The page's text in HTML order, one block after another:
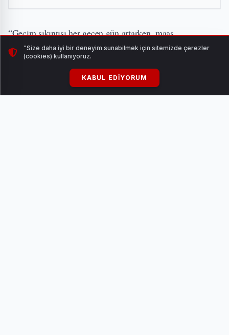
“Geçim sıkıntısı her geçen gün artarken, maaş
iyileştirmeleri bütüncül bir anlayışla yapılmalı. Kamu
hizmetinin yükünü omuzlayan ve yıllarca omuzlayıp
emekli olan herkesin emeği eşit değerdedir” diyen
Akarken, yaşam maliyetleri, yüksek kira giderleri, yetersiz
"Size daha iyi bir deneyim sunabilmek için sitemizde çerezler
(cookies) kullanıyoruz.
KABUL EDIYORUM